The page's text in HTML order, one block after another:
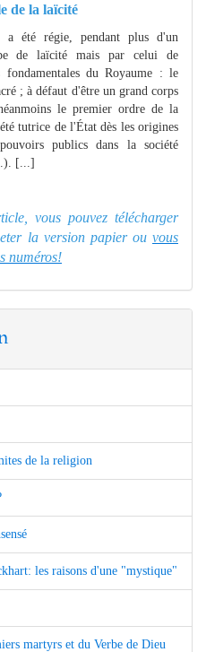
de la laïcité
a été régie, pendant plus d'un
de laïcité mais par celui de
du Royaume : le
; à défaut d'être un grand corps
le premier ordre de la
tutrice de l'État dès les origines
publics dans la société
[...]
vous pouvez télécharger
la version papier ou vous
numéros!
de la religion
les raisons d'une "mystique"
martyrs et du Verbe de Dieu